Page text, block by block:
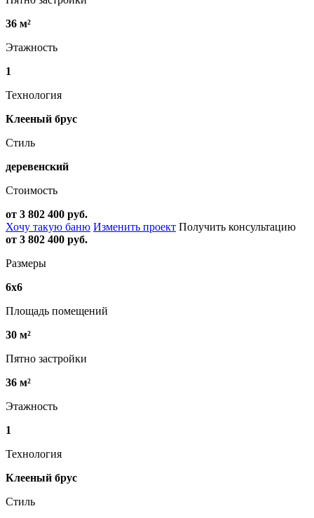
36 м²
Этажность
1
Технология
Клееный брус
Стиль
деревенский
Стоимость
от 3 802 400 руб.
Хочу такую баню Изменить проект Получить консультацию
от 3 802 400 руб.
Размеры
6х6
Площадь помещений
30 м²
Пятно застройки
36 м²
Этажность
1
Технология
Клееный брус
Стиль